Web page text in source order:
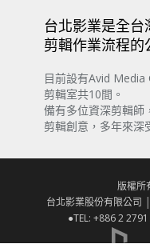
台北影業是全
剪輯作業流程的
目前設有Avid
剪輯室共10間。
備有多位資深剪輯師
剪輯創意，多年來深
版權所
台北影業股份有限公司
●TEL: +886 2